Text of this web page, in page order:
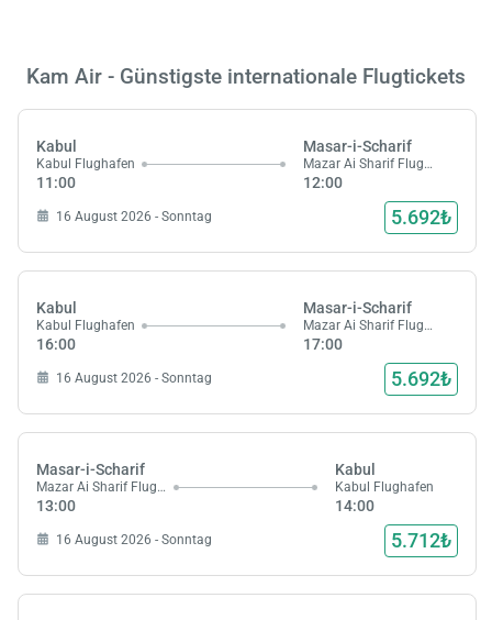
Kam Air - Günstigste internationale Flugtickets
Kabul
Kabul Flughafen
11:00
Masar-i-Scharif
Mazar Ai Sharif Flughafen
12:00
16 August 2026 - Sonntag 5.692₺
Kabul
Kabul Flughafen
16:00
Masar-i-Scharif
Mazar Ai Sharif Flughafen
17:00
16 August 2026 - Sonntag 5.692₺
Masar-i-Scharif
Mazar Ai Sharif Flughafen
13:00
Kabul
Kabul Flughafen
14:00
16 August 2026 - Sonntag 5.712₺